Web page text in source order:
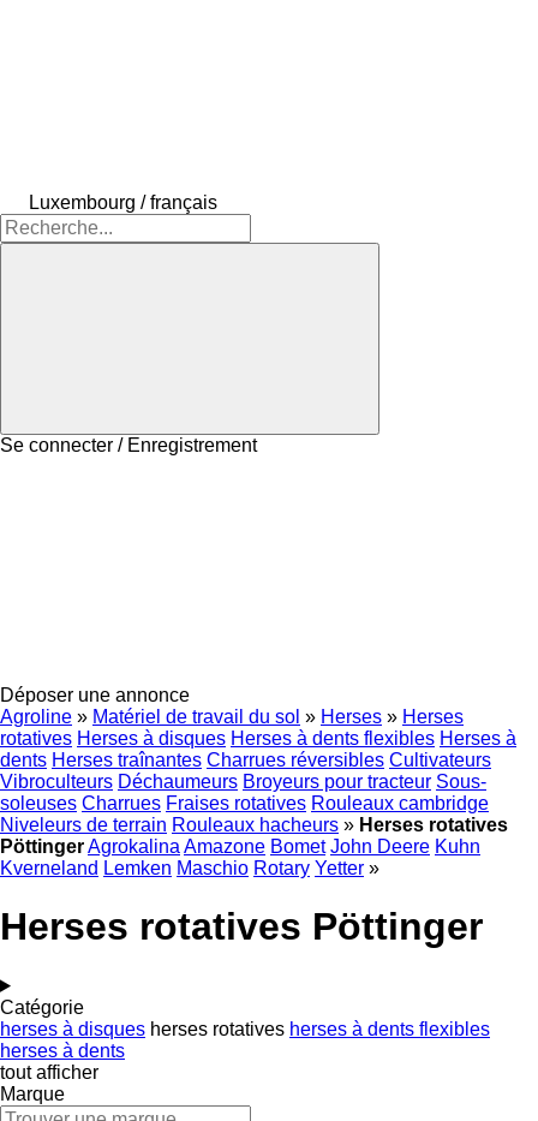
Luxembourg / français
Se connecter / Enregistrement
Déposer une annonce
Agroline » Matériel de travail du sol » Herses » Herses
rotatives Herses à disques Herses à dents flexibles Herses à
dents Herses traînantes Charrues réversibles Cultivateurs
Vibroculteurs Déchaumeurs Broyeurs pour tracteur Sous-
soleuses Charrues Fraises rotatives Rouleaux cambridge
Niveleurs de terrain Rouleaux hacheurs » Herses rotatives
PöttingerAgrokalina Amazone Bomet John Deere Kuhn
Kverneland Lemken Maschio Rotary Yetter »
Herses rotatives Pöttinger
Catégorie
herses à disques herses rotatives herses à dents flexibles
herses à dents
tout afficher
Marque